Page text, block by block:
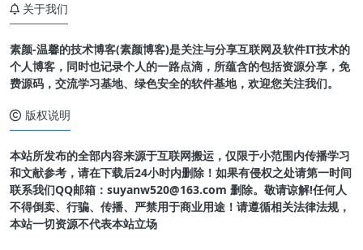
关于我们
素颜-温馨的技术博客(素颜博客)是关注与分享互联网及软件IT技术的
个人博客，同时也记录个人的一路点滴，所蕴含的包括资源分享，免
费源码，交流学习基地、绿色安全的软件基地，欢迎您关注我们。
版权说明
本站所发布的全部内容来源于互联网搬运，仅限于小范围内传播学习
和文献参考，请在下载后24小时内删除！如果有侵权之处请第一时间
联系我们QQ邮箱：suyanw520@163.com 删除。敬请谅解!任何人
不得倒卖、行骗、传播、严禁用于商业用途！请遵循相关法律法规，
本站一切资源不代表本站立场